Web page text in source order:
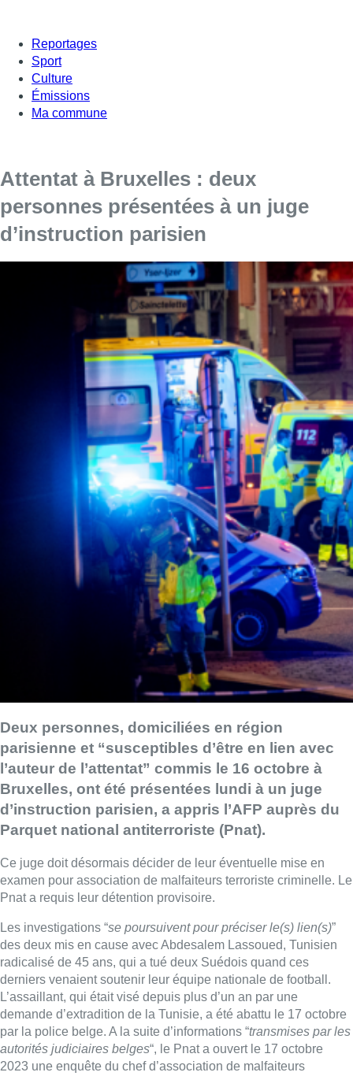
Reportages
Sport
Culture
Émissions
Ma commune
Attentat à Bruxelles : deux
personnes présentées à un juge
d’instruction parisien
Deux personnes, domiciliées en région
parisienne et “susceptibles d’être en lien avec
l’auteur de l’attentat” commis le 16 octobre à
Bruxelles, ont été présentées lundi à un juge
d’instruction parisien, a appris l’AFP auprès du
Parquet national antiterroriste (Pnat).
Ce juge doit désormais décider de leur éventuelle mise en
examen pour association de malfaiteurs terroriste criminelle. Le
Pnat a requis leur détention provisoire.
Les investigations “se poursuivent pour préciser le(s) lien(s)”
des deux mis en cause avec Abdesalem Lassoued, Tunisien
radicalisé de 45 ans, qui a tué deux Suédois quand ces
derniers venaient soutenir leur équipe nationale de football.
L’assaillant, qui était visé depuis plus d’un an par une
demande d’extradition de la Tunisie, a été abattu le 17 octobre
par la police belge. A la suite d’informations “transmises par les
autorités judiciaires belges“, le Pnat a ouvert le 17 octobre
2023 une enquête du chef d’association de malfaiteurs